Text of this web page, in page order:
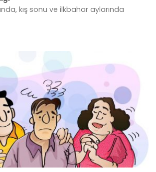
kış sonu ve ilkbahar aylarında